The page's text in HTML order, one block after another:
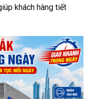
khách hàng tiết